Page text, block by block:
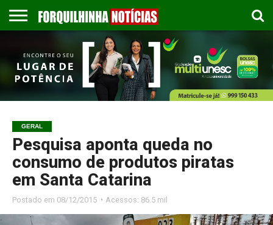
EMPREGOS
ESPORTES
PUBLICAÇÃO
LEGAL
GASTRONOMIA
CONTATO
GERAL
Pesquisa aponta queda no
consumo de produtos piratas
em Santa Catarina
Postado em 08/12/2015 ◔ Acessos: 86.5 mil